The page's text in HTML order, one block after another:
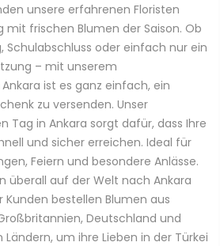
unsere erfahrenen Floristen
frischen Blumen der Saison. Ob
Schulabschluss oder einfach nur ein
– mit unserem
ist es ganz einfach, ein
zu versenden. Unser
Tag in Ankara sorgt dafür, dass Ihre
und sicher erreichen. Ideal für
Feiern und besondere Anlässe.
überall auf der Welt nach Ankara
Kunden bestellen Blumen aus
Deutschland und
um ihre Lieben in der Türkei